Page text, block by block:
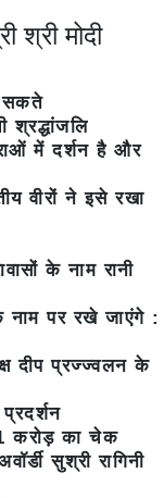
श्री मोदी
सकते
में दर्शन है और
वीरों ने इसे रखा
के नाम रानी
नाम पर रखे जाएंगे :
दीप प्रज्ज्वलन के
1 करोड़ का चेक
सुश्री रागिनी